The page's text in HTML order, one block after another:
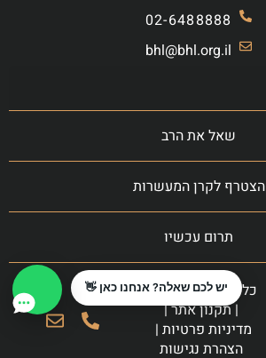
02-6488888
bhl@bhl.org.il
שאל את הרב
הצטרף לקרן המעשרות
תרום עכשיו
כל הזכויות שמורות
|תקנון אתר|
מדיניות פרטיות |
הצהרת נגישות
יש לכם שאלה? אנחנו כאן 👋